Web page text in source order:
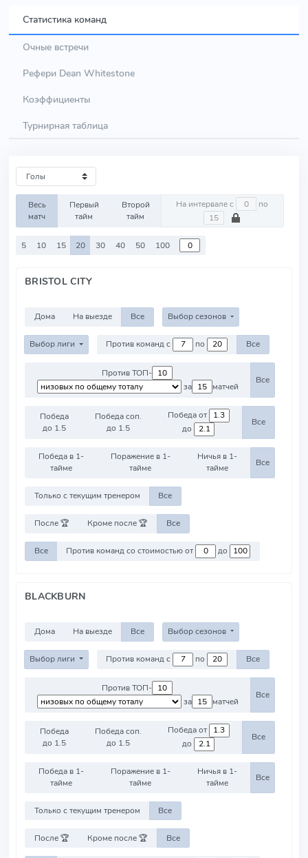
Статистика команд
Очные встречи
Рефери Dean Whitestone
Коэффициенты
Турнирная таблица
Весь
матч
Первый
тайм
Второй
тайм
На интервале с по
5 10 15 20 30 40 50 100
BRISTOL CITY
Дома На выезде Все Выбор сезонов
Выбор лиги Против команд с по Все
Против ТОП-
за
матчей
Все
Победа
до 1.5
Победа соп.
до 1.5
Победа от
до
Все
Победа в 1-
тайме
Поражение в 1-
тайме
Ничья в 1-
тайме
Все
Только с текущим тренером Все
После 🏆 Кроме после 🏆 Все
Все Против команд со стоимостью от до
BLACKBURN
Дома На выезде Все Выбор сезонов
Выбор лиги Против команд с по Все
Против ТОП-
за
матчей
Все
Победа
до 1.5
Победа соп.
до 1.5
Победа от
до
Все
Победа в 1-
тайме
Поражение в 1-
тайме
Ничья в 1-
тайме
Все
Только с текущим тренером Все
После 🏆 Кроме после 🏆 Все